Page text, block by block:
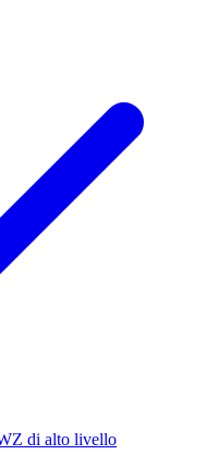
di alto livello